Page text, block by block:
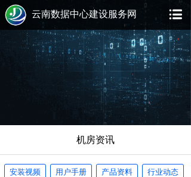
机房资讯
安装视频 用户手册 产品资料 行业动态
云南数据中心建设服务网